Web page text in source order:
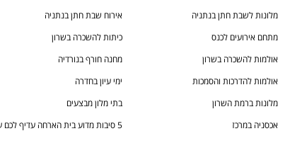
מלונות לשבת חתן בנתניה אירוח שבת חתן בנתניה
מתחם אירועים לכנס כיתות להשכרה בשרון
אולמות להשכרה בשרון מחנה חורף בנורדיה
אולמות להדרכות והסמכות ימי עיון בחדרה
מלונות ברמת השרון בתי מלון מבצעים
אכסניה במרכז 5 סיבות מדוע בית הארחה עדיף לכם על מלון